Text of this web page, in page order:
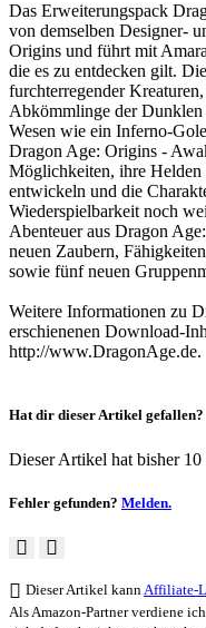
Das Erweiterungspack
von demselben Designer-
Origins und führt mit
die es zu entdecken gilt.
furchterregender
Abkömmlinge der
Wesen wie ein Inferno-
Dragon Age: Origins -
Möglichkeiten, ihre
entwickeln und die
Wiederspielbarkeit noch
Abenteuer aus Dragon
neuen Zaubern,
sowie fünf neuen
Weitere Informationen zu
erschienenen Download-
http://www.DragonAge.de.
Hat dir dieser Artikel gefallen?
Dieser Artikel hat bisher 10
Fehler gefunden? Melden.
Dieser Artikel kannAffiliate-
Als Amazon-Partner verdiene